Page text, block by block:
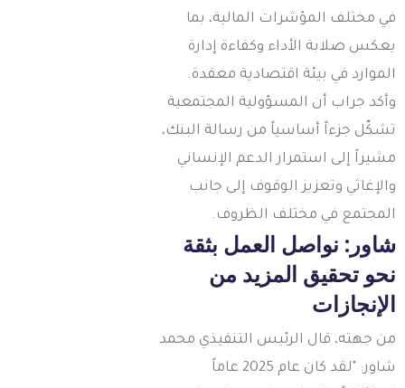
مختلف المؤشرات المالية، بما
صلابة الأداء وكفاءة إدارة
في بيئة اقتصادية معقدة.
جراب أن المسؤولية المجتمعية
جزءاً أساسياً من رسالة البنك،
إلى استمرار الدعم الإنساني
وتعزيز الوقوف إلى جانب
في مختلف الظروف.
نواصل العمل بثقة
تحقيق المزيد من
جهته، قال الرئيس التنفيذي محمد
شاور: "لقد كان عام 2025 عاماً